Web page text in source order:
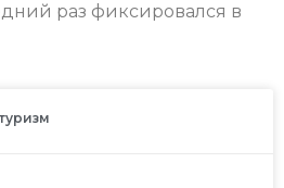
раз фиксировался в